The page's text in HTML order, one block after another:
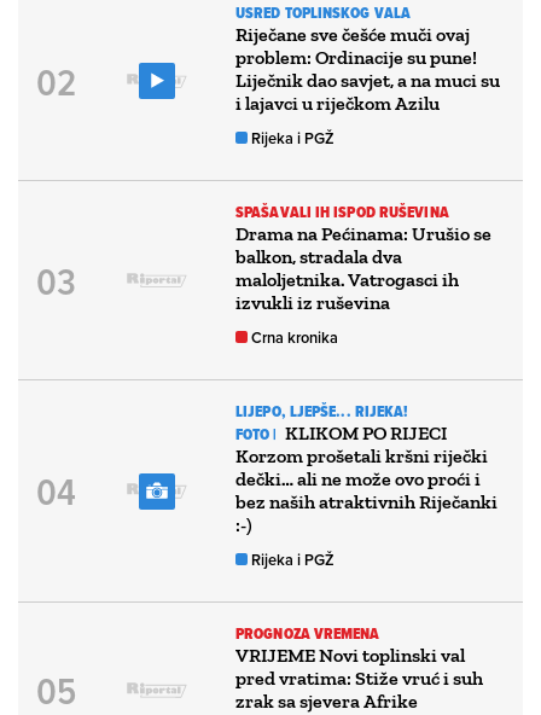
USRED TOPLINSKOG VALA
Riječane sve češće muči ovaj
problem: Ordinacije su pune!
Liječnik dao savjet, a na muci su
i lajavci u riječkom Azilu
Rijeka i PGŽ
SPAŠAVALI IH ISPOD RUŠEVINA
Drama na Pećinama: Urušio se
balkon, stradala dva
maloljetnika. Vatrogasci ih
izvukli iz ruševina
Crna kronika
LIJEPO, LJEPŠE... RIJEKA!
FOTO | KLIKOM PO RIJECI
Korzom prošetali kršni riječki
dečki… ali ne može ovo proći i
bez naših atraktivnih Riječanki
:-)
Rijeka i PGŽ
PROGNOZA VREMENA
VRIJEME Novi toplinski val
pred vratima: Stiže vruć i suh
zrak sa sjevera Afrike